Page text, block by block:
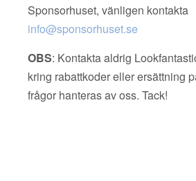
Sponsorhuset, vänligen kontakta
info@sponsorhuset.se
OBS: Kontakta aldrig
kring rabattkoder eller ersättning
frågor hanteras av oss. Tack!